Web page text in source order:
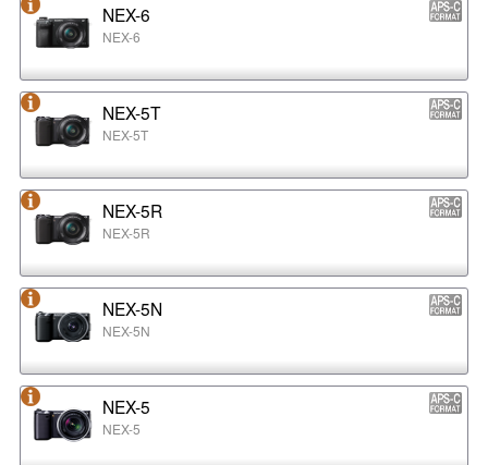
NEX-6
NEX-6
NEX-5T
NEX-5T
NEX-5R
NEX-5R
NEX-5N
NEX-5N
NEX-5
NEX-5